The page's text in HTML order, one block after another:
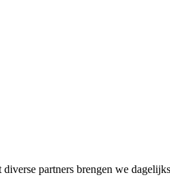
partners brengen we